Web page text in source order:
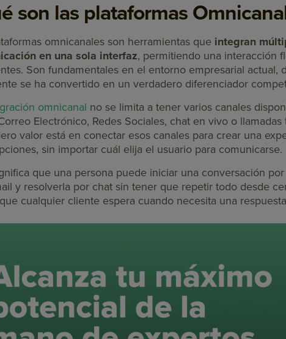
son las plataformas
omnicanales son herramientas que integran
en una sola interfaz, permitiendo una interacción
Son fundamentales en el entorno empresarial actual,
se ha convertido en un verdadero diferenciador
omnicanal no se limita a tener varios canales
Electrónico, Redes Sociales, chat en vivo o llamadas
valor está en conectar esos canales para crear una
sin importar cuál elija el usuario para comunicarse.
que una persona puede iniciar una conversación
y resolverla por chat sin tener que repetir todo desde
cualquier cliente espera cuando necesita una